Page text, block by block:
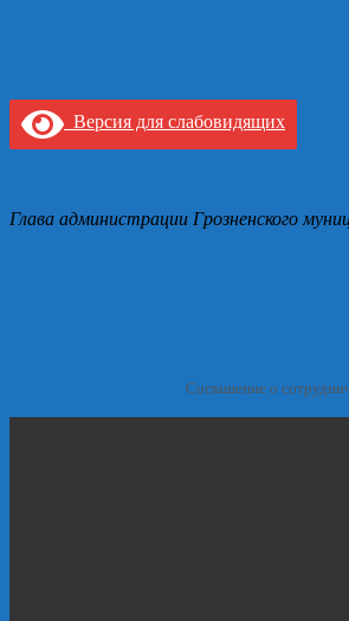
Версия для слабовидящих
Глава администрации Грозненского
Соглашение о